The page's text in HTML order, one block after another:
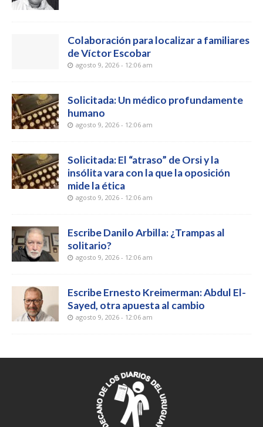
Colaboración para localizar a familiares
de Víctor Escobar
agosto 9, 2026 - 12:06 am
Solicitada: Un médico profundamente
humano
agosto 9, 2026 - 12:06 am
Solicitada: El “atraso” de Orsi y la
insólita vara con la que la oposición
mide la ética
agosto 9, 2026 - 12:06 am
Escribe Danilo Arbilla: ¿Trampas al
solitario?
agosto 9, 2026 - 12:06 am
Escribe Ernesto Kreimerman: Abdul El-
Sayed, otra apuesta al cambio
agosto 9, 2026 - 12:06 am